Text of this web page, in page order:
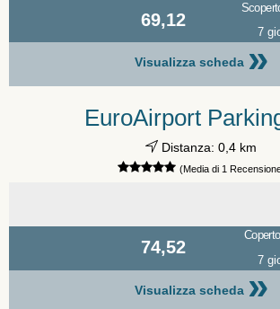
69,12
7
Visualizza scheda »
EuroAirport
Distanza: 0,4 km
(Media di 1
74,52
7
Visualizza scheda »